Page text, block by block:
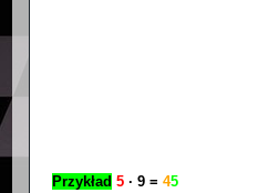
Przykład 5 ∙ 9 = 45